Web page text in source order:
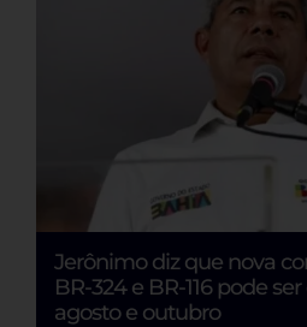
Jerônimo diz que nova
BR-324 e BR-116 pode
agosto e outubro